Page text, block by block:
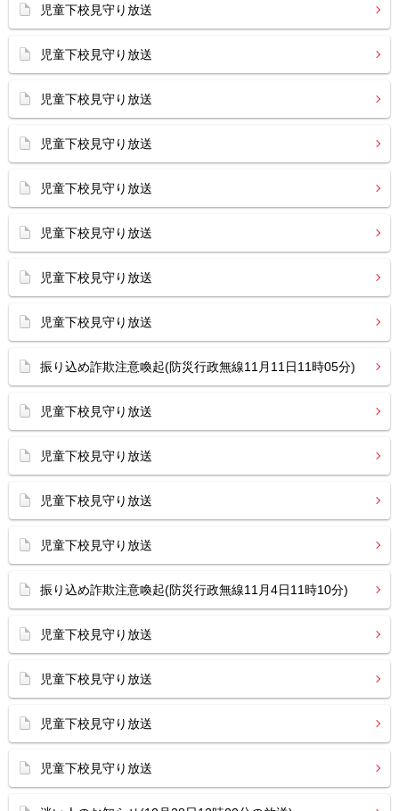
児童下校見守り放送
児童下校見守り放送
児童下校見守り放送
児童下校見守り放送
児童下校見守り放送
児童下校見守り放送
児童下校見守り放送
児童下校見守り放送
振り込め詐欺注意喚起(防災行政無線11月11日11時05分)
児童下校見守り放送
児童下校見守り放送
児童下校見守り放送
児童下校見守り放送
振り込め詐欺注意喚起(防災行政無線11月4日11時10分)
児童下校見守り放送
児童下校見守り放送
児童下校見守り放送
児童下校見守り放送